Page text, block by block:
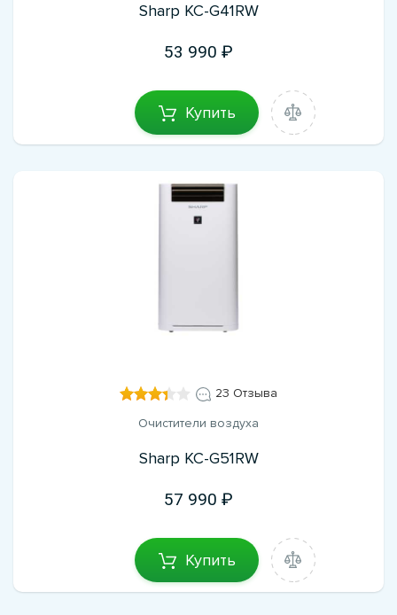
Sharp KC-G41RW
53 990
Купить
23 Отзыва
Очистители воздуха
Sharp KC-G51RW
57 990
Купить